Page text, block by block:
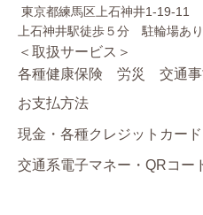
東京都練馬区上石神井1-19-11
上石神井駅徒歩５分 駐輪場あり
＜取扱サービス＞
各種健康保険 労災 交通事
お支払方法
現金・各種クレジットカード
交通系電子マネー・QRコー